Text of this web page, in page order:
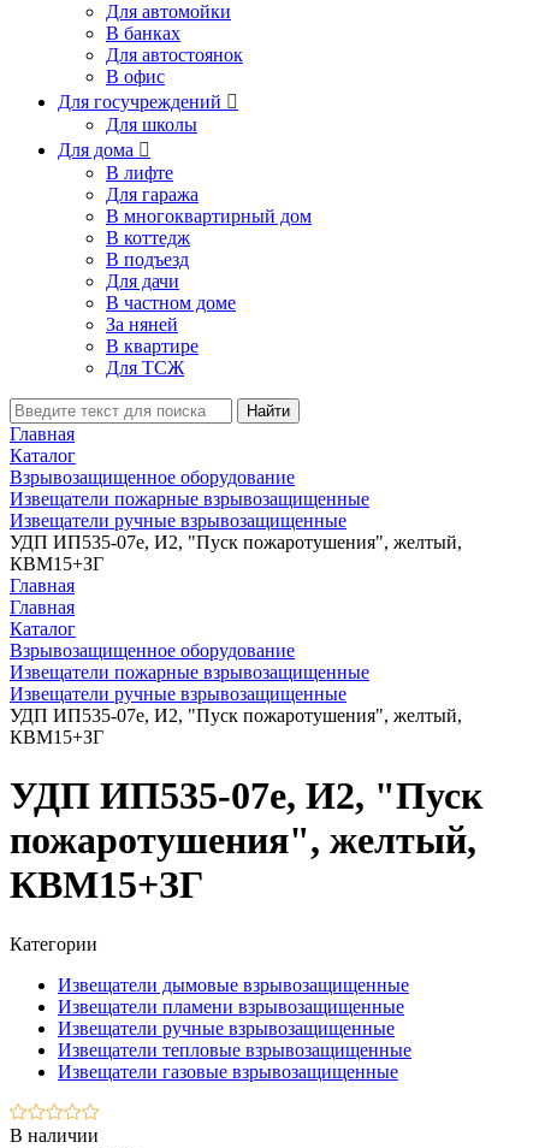
Для автомойки
В банках
Для автостоянок
В офис
Для госучреждений 
Для школы
Для дома 
В лифте
Для гаража
В многоквартирный дом
В коттедж
В подъезд
Для дачи
В частном доме
За няней
В квартире
Для ТСЖ
Найти
Главная
Каталог
Взрывозащищенное оборудование
Извещатели пожарные взрывозащищенные
Извещатели ручные взрывозащищенные
УДП ИП535-07е, И2, "Пуск пожаротушения", желтый,
КВМ15+ЗГ
Главная
Главная
Каталог
Взрывозащищенное оборудование
Извещатели пожарные взрывозащищенные
Извещатели ручные взрывозащищенные
УДП ИП535-07е, И2, "Пуск пожаротушения", желтый,
КВМ15+ЗГ
УДП ИП535-07е, И2, "Пуск
пожаротушения", желтый,
КВМ15+ЗГ
Категории
Извещатели дымовые взрывозащищенные
Извещатели пламени взрывозащищенные
Извещатели ручные взрывозащищенные
Извещатели тепловые взрывозащищенные
Извещатели газовые взрывозащищенные
В наличии